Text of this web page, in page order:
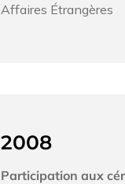
Affaires Étrangères
2008
Participation aux